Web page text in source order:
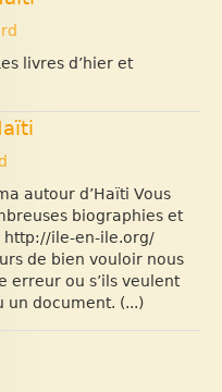
livres d’hier et
autour d’Haïti Vous
biographies et
http://ile-en-ile.org/
de bien vouloir nous
erreur ou s’ils veulent
un document. (...)